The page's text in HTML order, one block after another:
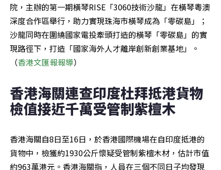
院，主辦的第一期橫琴RISE「3060技術沙龍」在橫琴粵澳
深度合作區舉行，助力實現珠海市橫琴成為「零碳島」；
沙龍同時在圍繞國家電投牽頭打造的橫琴「零碳島」的實
現路徑下，打造「國家海外人才離岸創新創業基地」。
（香港文匯報報導）
香港海關連查印度杜拜抵港貨物
檢值接近千萬受管制紫檀木
香港海關自8日至16日，於香港國際機場在自印度抵港的
貨物中，檢獲約1930公斤懷疑受管制紫檀木材，估計市值
約963萬港元。香港海關指，人員在三個不同日子均發現